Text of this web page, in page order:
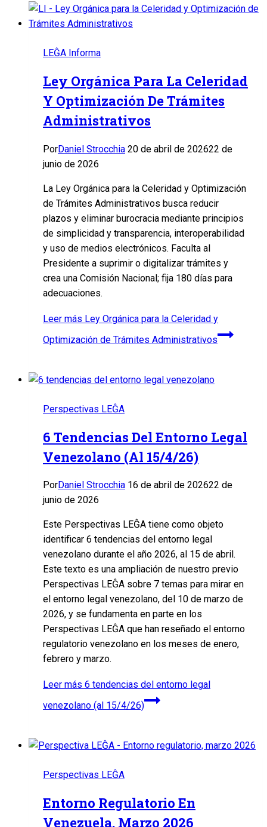
LEĜA Informa
Ley Orgánica Para La Celeridad
Y Optimización De Trámites
Administrativos
PorDaniel Strocchia 20 de abril de 202622 de
junio de 2026
La Ley Orgánica para la Celeridad y Optimización
de Trámites Administrativos busca reducir
plazos y eliminar burocracia mediante principios
de simplicidad y transparencia, interoperabilidad
y uso de medios electrónicos. Faculta al
Presidente a suprimir o digitalizar trámites y
crea una Comisión Nacional; fija 180 días para
adecuaciones.
Leer más Ley Orgánica para la Celeridad y
Optimización de Trámites Administrativos
Perspectivas LEĜA
6 Tendencias Del Entorno Legal
Venezolano (al 15/4/26)
PorDaniel Strocchia 16 de abril de 202622 de
junio de 2026
Este Perspectivas LEĜA tiene como objeto
identificar 6 tendencias del entorno legal
venezolano durante el año 2026, al 15 de abril.
Este texto es una ampliación de nuestro previo
Perspectivas LEĜA sobre 7 temas para mirar en
el entorno legal venezolano, del 10 de marzo de
2026, y se fundamenta en parte en los
Perspectivas LEĜA que han reseñado el entorno
regulatorio venezolano en los meses de enero,
febrero y marzo.
Leer más 6 tendencias del entorno legal
venezolano (al 15/4/26)
Perspectivas LEĜA
Entorno Regulatorio En
Venezuela, Marzo 2026